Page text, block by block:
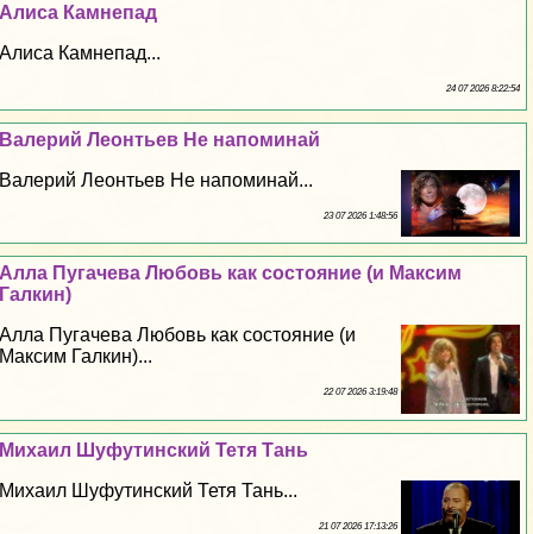
Алиса Камнепад
Алиса Камнепад...
24 07 2026 8:22:54
Валерий Леонтьев Не напоминай
Валерий Леонтьев Не напоминай...
23 07 2026 1:48:56
Алла Пугачева Любовь как состояние (и Максим
Галкин)
Алла Пугачева Любовь как состояние (и
Максим Галкин)...
22 07 2026 3:19:48
Михаил Шуфутинский Тетя Тань
Михаил Шуфутинский Тетя Тань...
21 07 2026 17:13:26